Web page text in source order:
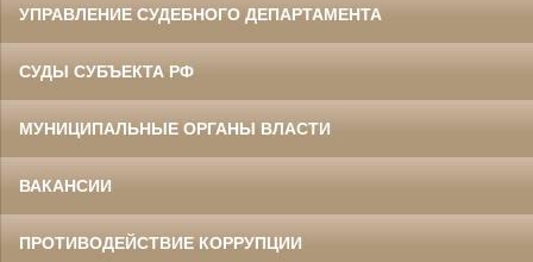
УПРАВЛЕНИЕ СУДЕБНОГО ДЕПАРТАМЕНТА
СУДЫ СУБЪЕКТА РФ
МУНИЦИПАЛЬНЫЕ ОРГАНЫ ВЛАСТИ
ВАКАНСИИ
ПРОТИВОДЕЙСТВИЕ КОРРУПЦИИ